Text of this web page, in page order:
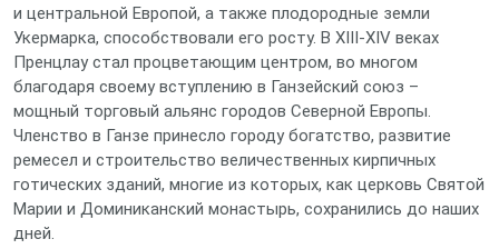
и центральной Европой, а также плодородные земли
Укермарка, способствовали его росту. В XIII-XIV веках
Пренцлау стал процветающим центром, во многом
благодаря своему вступлению в Ганзейский союз –
мощный торговый альянс городов Северной Европы.
Членство в Ганзе принесло городу богатство, развитие
ремесел и строительство величественных кирпичных
готических зданий, многие из которых, как церковь Святой
Марии и Доминиканский монастырь, сохранились до наших
дней.